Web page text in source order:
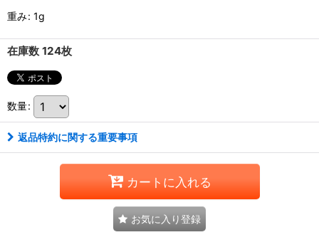
重み: 1g
在庫数 124枚
数量:
返品特約に関する重要事項
カートに入れる
お気に入り登録